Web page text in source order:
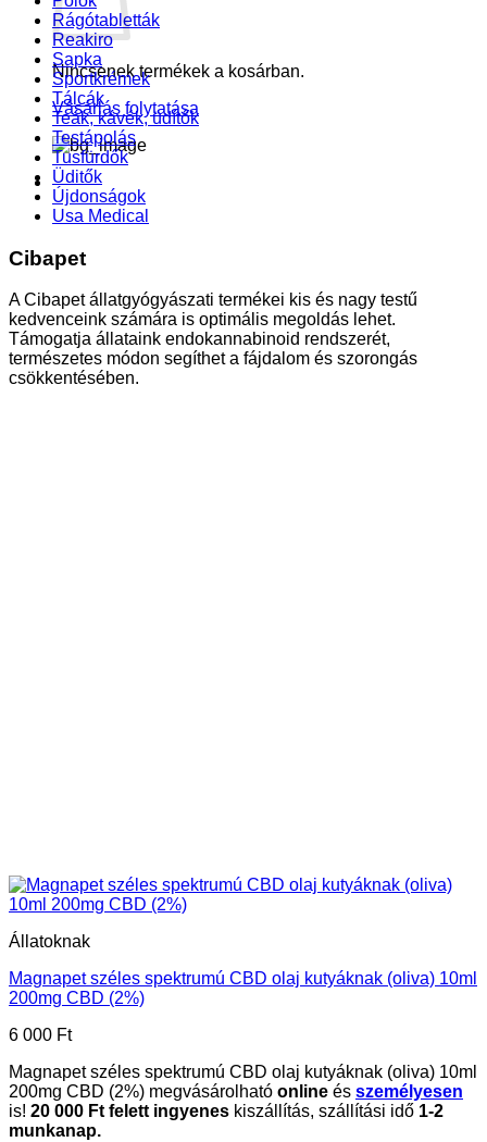
Nincsenek termékek a kosárban.
Vásárlás folytatása
Rágótabletták
Reakiro
Sapka
Sportkrémek
Tálcák
Teák, kávék, üdítők
Testápolás
Tusfürdők
Üditők
Újdonságok
Usa Medical
Cibapet
A Cibapet állatgyógyászati termékei kis és nagy testű
kedvenceink számára is optimális megoldás lehet.
Támogatja állataink endokannabinoid rendszerét,
természetes módon segíthet a fájdalom és szorongás
csökkentésében.
Állatoknak
Magnapet széles spektrumú CBD olaj kutyáknak (oliva) 10ml
200mg CBD (2%)
6 000 Ft
Magnapet széles spektrumú CBD olaj kutyáknak (oliva) 10ml
200mg CBD (2%) megvásárolható online és személyesen
is! 20 000 Ft felett ingyenes kiszállítás, szállítási idő 1-2
munkanap.